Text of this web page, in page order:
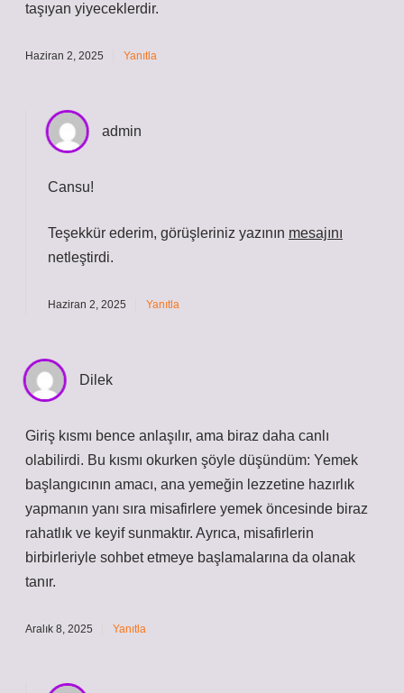
taşıyan yiyeceklerdir.
Haziran 2, 2025 Yanıtla
admin
Cansu!
Teşekkür ederim, görüşleriniz yazının mesajını
netleştirdi.
Haziran 2, 2025 Yanıtla
Dilek
Giriş kısmı bence anlaşılır, ama biraz daha canlı
olabilirdi. Bu kısmı okurken şöyle düşündüm: Yemek
başlangıcının amacı, ana yemeğin lezzetine hazırlık
yapmanın yanı sıra misafirlere yemek öncesinde biraz
rahatlık ve keyif sunmaktır. Ayrıca, misafirlerin
birbirleriyle sohbet etmeye başlamalarına da olanak
tanır.
Aralık 8, 2025 Yanıtla